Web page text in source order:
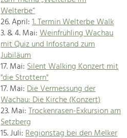
Welterbe“
26. April:1. Termin Welterbe Walk
3. & 4. Mai:Weinfrühling Wachau
mit Quiz und Infostand zum
Jubiläum
17. Mai:Silent Walking Konzert mit
"die Strottern"
17. Mai:Die Vermessung der
Wachau: Die Kirche (Konzert)
23. Mai:Trockenrasen-Exkursion am
Setzberg
15. Juli:Regionstag bei den Melker